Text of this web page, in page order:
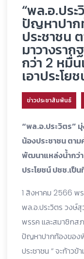
“พล.อ.ประ
ปัญหาปาก
ประชาชน
มาวางรา
กว่า 2 หมื่
เอาประโ
ข่าวประชาสัมพันธ์
“พล.อ.ประวิตร”
น้องประชาชน ตา
พัฒนาแหล่งน้ำกว่
ประโยชน์ ปชช.เป็
1 สิงหาคม 2566 พ
พล.อ.ประวิตร วงษ์
พรรค และสมาชิกส
ปัญหาปากท้องของ
ประชาชน “ จะก้าว